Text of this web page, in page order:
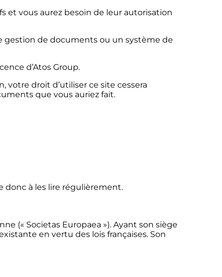
et vous aurez besoin de leur autorisation
gestion de documents ou un système de
d’Atos Group.
votre droit d’utiliser ce site cessera
que vous auriez fait.
donc à les lire régulièrement.
(« Societas Europaea »). Ayant son siège
en vertu des lois françaises. Son